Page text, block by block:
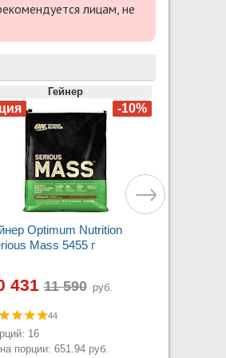
лицам, не
Гейнер
Optimum Nutrition
Mass 5455 г
431 руб.
44
16
порции: 651.94 руб.